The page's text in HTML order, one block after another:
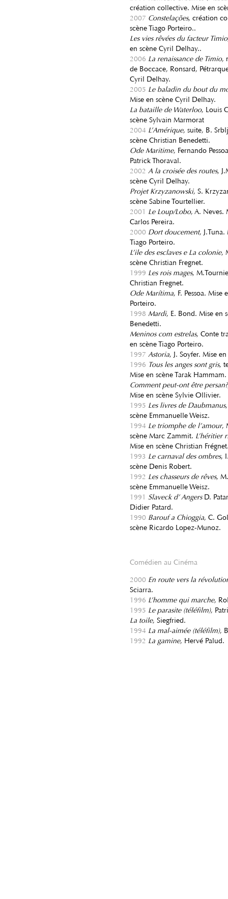
création collective. Mise en
2007 Constelações, création
scène Tiago Porteiro..
Les vies rêvées du facteur Timio
en scène Cyril Delhay..
2006 La renaissance de Timio,
de Boccace, Ronsard,
Cyril Delhay.
2005 Le baladin du bout du
Mise en scène Cyril Delhay.
La bataille de Waterloo, Louis
scène Sylvain Marmorat
2004 L’Amérique, suite, B.
scène Christian Benedetti.
Ode Maritime, Fernando
Patrick Thoraval.
2002 A la croisée des routes,
scène Cyril Delhay.
Projet Krzyzanowski, S.
scène Sabine Tourtellier.
2001 Le Loup/Lobo, A. Neves.
Carlos Pereira.
2000 Dort doucement, J.Tuna.
Tiago Porteiro.
L’ile des esclaves e La colonie,
scène Christian Fregnet.
1999 Les rois mages,
Christian Fregnet.
Ode Marítima, F. Pessoa. Mise
Porteiro.
1998 Mardi, E. Bond. Mise en
Benedetti.
Meninos com estrelas, Conte
en scène Tiago Porteiro.
1997 Astoria, J. Soyfer. Mise
1996 Tous les anges sont gris,
Mise en scène Tarak Hammam.
Comment peut-ont être persan?
Mise en scène Sylvie Ollivier.
1995 Les livres de Daubmanus
scène Emmanuelle Weisz.
1994 Le triomphe de l’amour,
scène Marc Zammit. L’héritier
Mise en scène Christian
1993 Le carnaval des ombres,
scène Denis Robert.
1992 Les chasseurs de rêves,
scène Emmanuelle Weisz.
1991 Slaveck d’ AngersD.
Didier Patard.
1990 Barouf a Chioggia, C.
scène Ricardo Lopez-Munoz.
Comédien au Cinéma
2000 En route vers la
Sciarra.
1996 L’homme qui marche,
1995 Le parasite (téléfilm),
La toile, Siegfried.
1994 La mal-aimée (téléfilm),
1992 La gamine, Hervé Palud.